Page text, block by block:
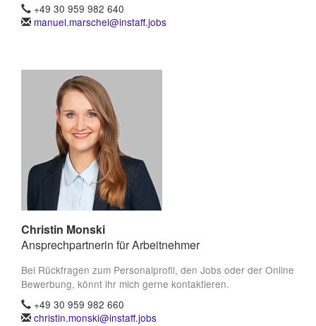
+49 30 959 982 640
manuel.marschel@instaff.jobs
Christin Monski
Ansprechpartnerin für Arbeitnehmer
Bei Rückfragen zum Personalprofil, den Jobs oder der Online
Bewerbung, könnt ihr mich gerne kontaktieren.
+49 30 959 982 660
christin.monski@instaff.jobs